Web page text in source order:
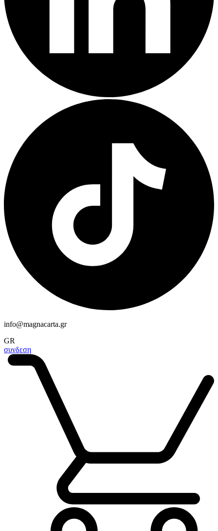
info@magnacarta.gr
GR
συνδεση